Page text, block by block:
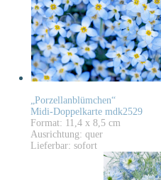
„Porzellanblümchen“
Midi-Doppelkarte mdk2529
Format: 11,4 x 8,5 cm
Ausrichtung: quer
Lieferbar: sofort